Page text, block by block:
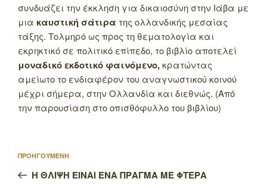
συνδυάζει την έκκληση για δικαιοσύνη στην Ιάβα με
μια καυστική σάτιρα της ολλανδικής μεσαίας
τάξης. Τολμηρό ως προς τη θεματολογία και
εκρηκτικό σε πολιτικό επίπεδο, το βιβλίο αποτελεί
μοναδικό εκδοτικό φαινόμενο,κρατώντας
αμείωτο το ενδιαφέρον του αναγνωστικού κοινού
μέχρι σήμερα, στην Ολλανδία και διεθνώς. (Από
την παρουσίαση στο οπισθόφυλλο του βιβλίου)
άρθρων
Προηγούμενο
άρθρο
ΠΡΟΗΓΟΥΜΕΝΗ
Η ΘΛΙΨΗ ΕΙΝΑΙ ΕΝΑ ΠΡΑΓΜΑ ΜΕ ΦΤΕΡΑ